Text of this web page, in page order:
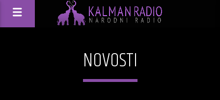
NOVOSTI